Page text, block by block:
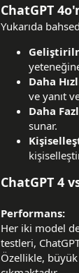
ChatGPT
Yukarıda
Daha
ve yanıt
Daha
sunar.
ChatGPT 4
Performans:
Her iki model
testleri,
Özellikle,